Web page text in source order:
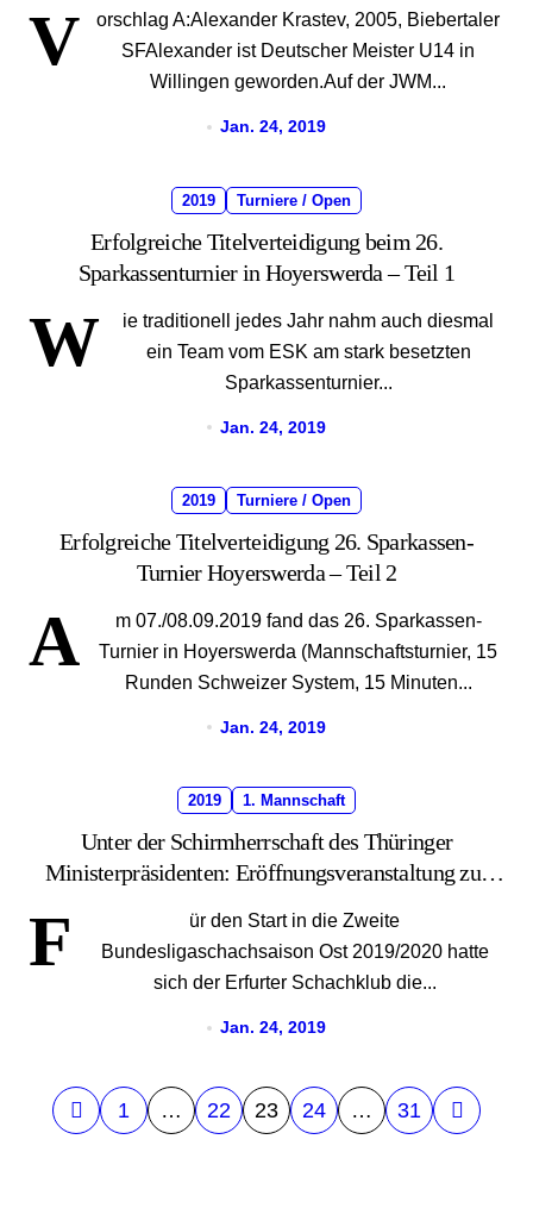
V
orschlag A:Alexander Krastev, 2005, Biebertaler
SFAlexander ist Deutscher Meister U14 in
Willingen geworden.Auf der JWM...
Jan. 24, 2019
2019 Turniere / Open
Erfolgreiche Titelverteidigung beim 26.
Sparkassenturnier in Hoyerswerda – Teil 1
W
ie traditionell jedes Jahr nahm auch diesmal
ein Team vom ESK am stark besetzten
Sparkassenturnier...
Jan. 24, 2019
2019 Turniere / Open
Erfolgreiche Titelverteidigung 26. Sparkassen-
Turnier Hoyerswerda – Teil 2
A
m 07./08.09.2019 fand das 26. Sparkassen-
Turnier in Hoyerswerda (Mannschaftsturnier, 15
Runden Schweizer System, 15 Minuten...
Jan. 24, 2019
2019 1. Mannschaft
Unter der Schirmherrschaft des Thüringer
Ministerpräsidenten: Eröffnungsveranstaltung zur
F
ür den Start in die Zweite
Bundesligaschachsaison Ost 2019/2020 hatte
sich der Erfurter Schachklub die...
Jan. 24, 2019
S
1 … 22 23 24 … 31